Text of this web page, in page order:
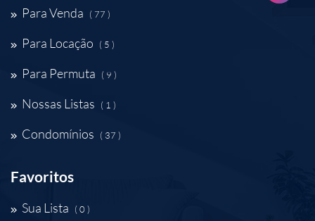
Para Venda ( 77 )
Para Locação ( 5 )
Para Permuta ( 9 )
Nossas Listas ( 1 )
Condomínios ( 37 )
Favoritos
Sua Lista ( 0 )